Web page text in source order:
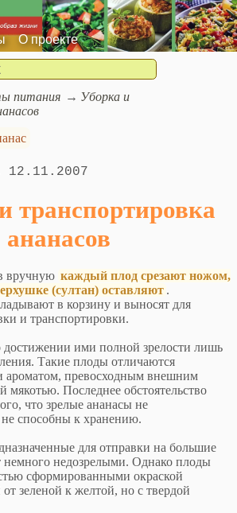
О проекте
питания
Уборка и
12.11.2007
ананасов
вручную каждый плод срезают ножом,
(султан) оставляют .
в корзину и выносят для
и транспортировки.
ими полной зрелости лишь
Такие плоды отличаются
ароматом, превосходным внешним
мякотью. Последнее обстоятельство
что зрелые ананасы не
способны к хранению.
для отправки на большие
немного недозрелыми. Однако плоды
сформированными окраской
зеленой к желтой, но с твердой